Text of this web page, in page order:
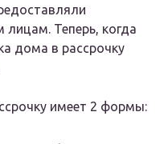
Теперь, когда
дома в рассрочку
имеет 2 формы: